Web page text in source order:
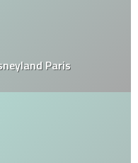
Paris